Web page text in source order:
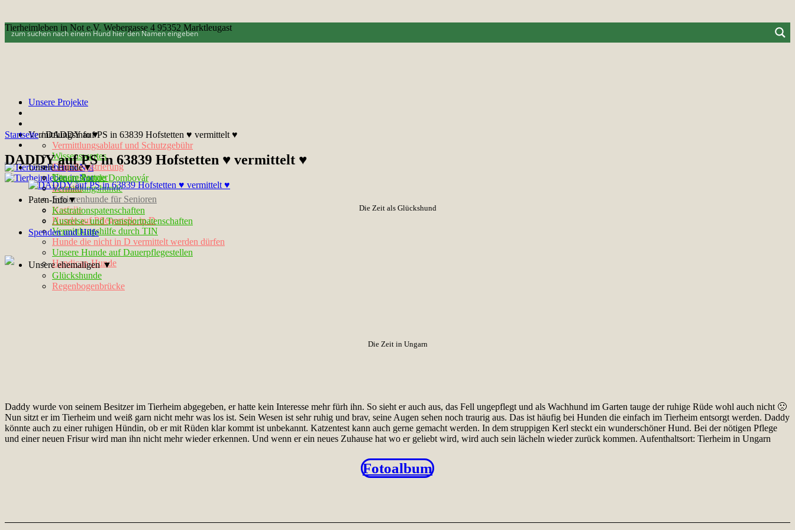
Tierheimleben in Not e.V. Webergasse 4 95352 Marktleugast
Unsere Projekte
Vermittlungsinfo▼
Vermittlungsablauf und Schutzgebühr
Wissenswertes
Chip-Registrierung
Unsere Partner
Kontakt
Unsere Hunde▼
Tötungshunde Dombovár
Vermittlungshunde
Seniorenhunde für Senioren
Notfelle
Hunde auf Pflegestelle in D
Vermittlungshilfe durch TIN
Hunde die nicht in D vermittelt werden dürfen
Unsere Hunde auf Dauerpflegestellen
Handicap-Hunde
Paten-Info▼
Kastrationspatenschaften
Ausreise- und Transportpatenschaften
Spenden und Hilfe
Unsere ehemaligen ▼
Glückshunde
Regenbogenbrücke
Startseite /DADDY auf PS in 63839 Hofstetten ♥ vermittelt ♥
DADDY auf PS in 63839 Hofstetten ♥ vermittelt ♥
Die Zeit als Glückshund
Die Zeit in Ungarn
Daddy wurde von seinem Besitzer im Tierheim abgegeben, er hatte kein Interesse mehr fürh ihn. So sieht er auch aus, das Fell ungepflegt und als Wachhund im Garten tauge der ruhige Rüde wohl auch nicht 🙁
Nun sitzt er im Tierheim und weiß garn nicht mehr was los ist. Sein Wesen ist sehr ruhig und brav, seine Augen sehen noch traurig aus. Das ist häufig bei Hunden die einfach im Tierheim entsorgt werden. Daddy
könnte auch zu einer ruhigen Hündin, ob er mit Rüden klar kommt ist unbekannt. Katzentest kann auch gerne gemacht werden. In dem struppigen Kerl steckt ein wunderschöner Hund. Bei der nötigen Pflege
und einer neuen Frisur wird man ihn nicht mehr wieder erkennen. Und wenn er ein neues Zuhause hat wo er geliebt wird, wird auch sein lächeln wieder zurück kommen. Aufenthaltsort: Tierheim in Ungarn
Fotoalbum